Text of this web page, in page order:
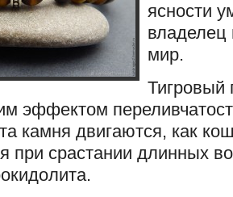
ясности
владелец
мир.
Тигровый
эффектом
камня двигаются, как
при срастании длинных